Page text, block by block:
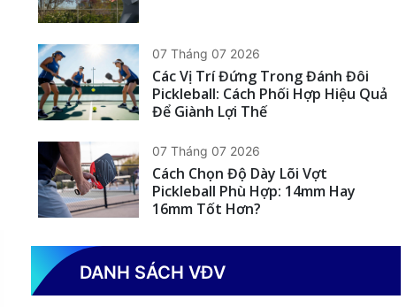
07 Tháng 07 2026
Các Vị Trí Đứng Trong Đánh Đôi
Pickleball: Cách Phối Hợp Hiệu Quả
Để Giành Lợi Thế
07 Tháng 07 2026
Cách Chọn Độ Dày Lõi Vợt
Pickleball Phù Hợp: 14mm Hay
16mm Tốt Hơn?
DANH SÁCH VĐV